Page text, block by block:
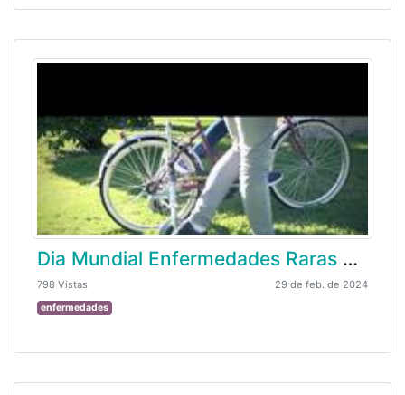
Dia Mundial Enfermedades Raras 2019
798 Vistas 29 de feb. de 2024
enfermedades